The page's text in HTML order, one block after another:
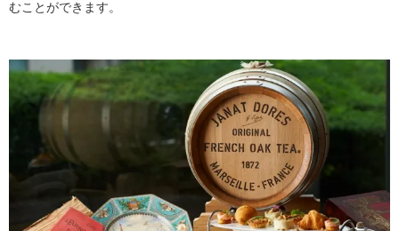
むことができます。